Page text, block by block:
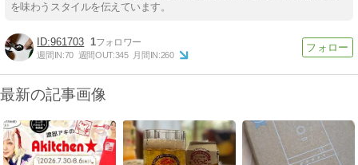
を味わうスタイルを伝えています。
961703 1
週間IN:70 週間OUT:345 月間IN:260
最新の記事画像